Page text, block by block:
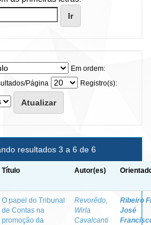
Em ordem:
Página
Registro(s):
resultados 3 a 6 de 6
Título Autor(es)
O papel do Tribunal
de Contas na
promoção da
Revorêdo,
Wirla
Cavalcanti
Ribeiro
José